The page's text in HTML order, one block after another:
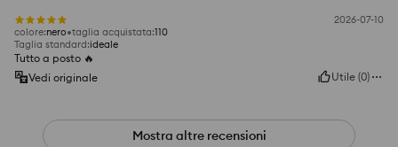
2026-07-10
colore:nero taglia acquistata:110
Taglia standard:ideale
Tutto a posto 🔥
Vedi originale
Utile (0)
Mostra altre recensioni